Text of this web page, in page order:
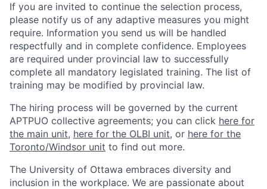
If you are invited to continue the selection process,
please notify us of any adaptive measures you might
require. Information you send us will be handled
respectfully and in complete confidence. Employees
are required under provincial law to successfully
complete all mandatory legislated training. The list of
training may be modified by provincial law.
The hiring process will be governed by the current
APTPUO collective agreements; you can click here for
the main unit, here for the OLBI unit, or here for the
Toronto/Windsor unit to find out more.
The University of Ottawa embraces diversity and
inclusion in the workplace. We are passionate about